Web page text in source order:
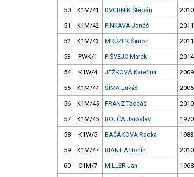
50 K1M/41 DVORNÍK Štěpán 2010
51 K1M/42 PINKAVA Jonáš 2011
52 K1M/43 MRŮZEK Šimon 2011
53 PWK/1 PIŠVEJC Marek 2014
54 K1W/4 JEŽKOVÁ Kateřina 2009
55 K1M/44 ŠÍMA Lukáš 2006
56 K1M/45 FRANZ Tadeáš 2010
57 K1M/45 ROUČA Jaroslav 1970
58 K1W/5 BAČÁKOVÁ Radka 1983
59 K1M/47 RIANT Antonín 2010
60 C1M/7 MILLER Jan 1968